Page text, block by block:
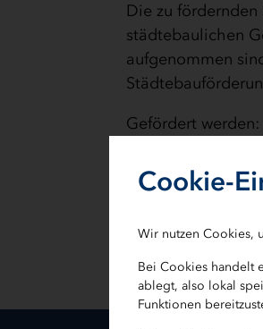
Cookie-
Wir nutzen Cookies,
Bei Cookies handelt
ablegt, also lokal
Funktionen
Die zu
städtebaulichen
aufgenommen
Gefördert werden:
typische